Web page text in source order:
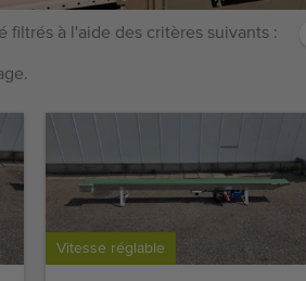
filtrés à l'aide des critères suivants :
Vitesse réglable